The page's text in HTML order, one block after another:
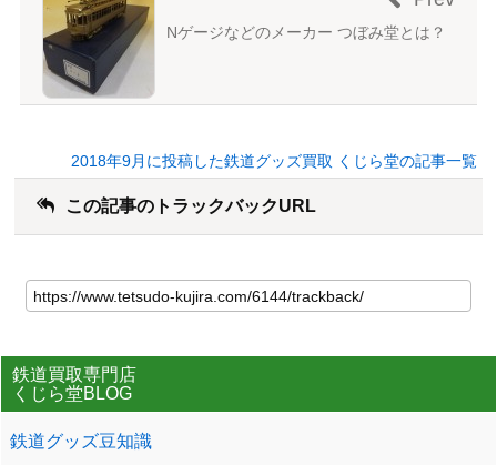
Nゲージなどのメーカー つぼみ堂とは？
2018年9月に投稿した鉄道グッズ買取 くじら堂の記事一覧
この記事のトラックバックURL
鉄道買取専門店
くじら堂BLOG
鉄道グッズ豆知識